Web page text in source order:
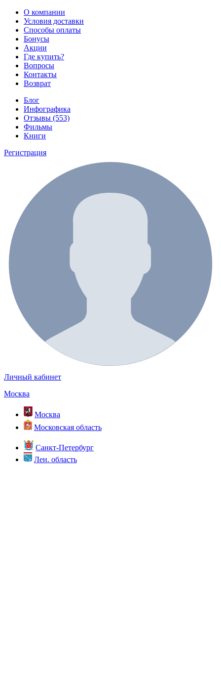
О компании
Условия доставки
Способы оплаты
Бонусы
Акции
Где купить?
Вопросы
Контакты
Возврат
Блог
Инфографика
Отзывы (553)
Фильмы
Книги
Регистрация
Личный кабинет
Москва
Москва
Московская область
Санкт-Петербург
Лен. область